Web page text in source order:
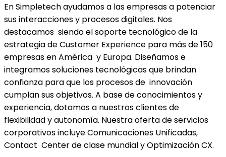
En Simpletech ayudamos a las empresas a potenciar
sus interacciones y procesos digitales. Nos
destacamos siendo el soporte tecnológico de la
estrategia de Customer Experience para más de 150
empresas en América y Europa. Diseñamos e
integramos soluciones tecnológicas que brindan
confianza para que los procesos de innovación
cumplan sus objetivos. A base de conocimientos y
experiencia, dotamos a nuestros clientes de
flexibilidad y autonomía. Nuestra oferta de servicios
corporativos incluye Comunicaciones Unificadas,
Contact Center de clase mundial y Optimización CX.